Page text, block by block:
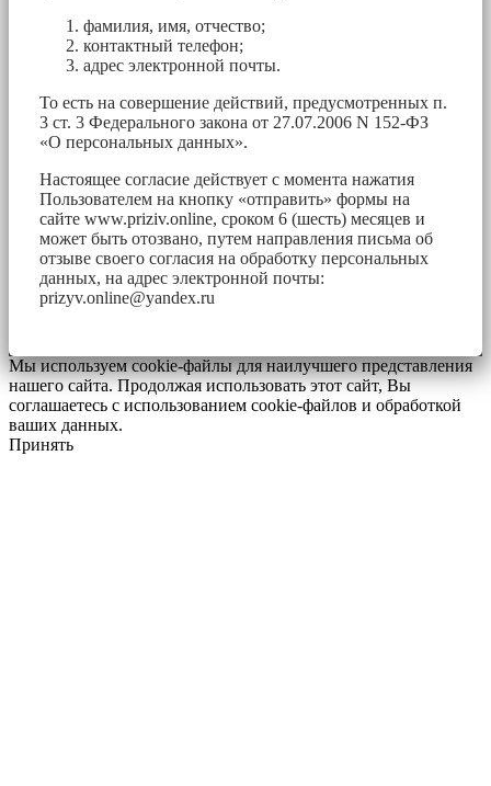
фамилия, имя, отчество;
контактный телефон;
адрес электронной почты.
То есть на совершение действий, предусмотренных п.
3 ст. 3 Федерального закона от 27.07.2006 N 152-ФЗ
«О персональных данных».
Настоящее согласие действует с момента нажатия
Пользователем на кнопку «отправить» формы на
сайте www.priziv.online, сроком 6 (шесть) месяцев и
может быть отозвано, путем направления письма об
отзыве своего согласия на обработку персональных
данных, на адрес электронной почты:
prizyv.online@yandex.ru
Мы используем cookie-файлы для наилучшего представления
нашего сайта. Продолжая использовать этот сайт, Вы
соглашаетесь с использованием cookie-файлов и обработкой
ваших данных.
Принять